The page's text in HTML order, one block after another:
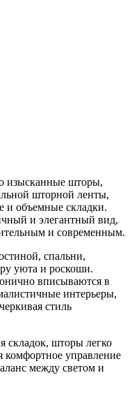
изысканные шторы,
шторной ленты,
и объемные складки.
и элегантный вид,
и современным.
спальни,
уюта и роскоши.
вписываются в
интерьеры,
стиль
складок, шторы легко
комфортное управление
между светом и